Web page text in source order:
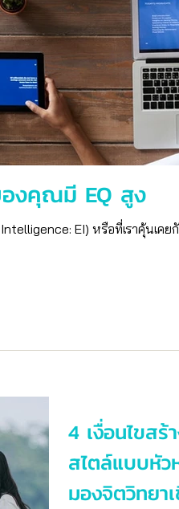
งคุณมี EQ สูง
EI) หรือที่เราคุ้นเคย
4 เงื่อนไขสร้
สไตล์แบบหัว
มองจิตวิทยา